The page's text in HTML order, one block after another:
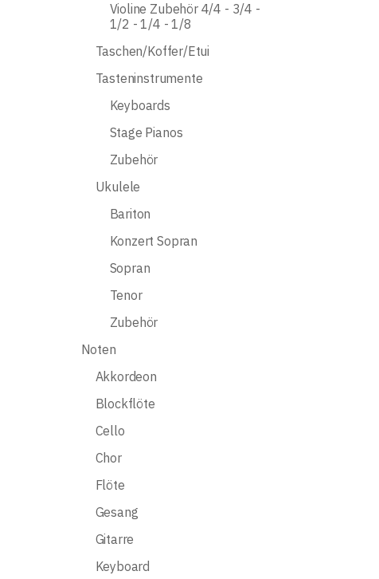
Violine Zubehör 4/4 - 3/4 -
1/2 - 1/4 - 1/8
Taschen/Koffer/Etui
Tasteninstrumente
Keyboards
Stage Pianos
Zubehör
Ukulele
Bariton
Konzert Sopran
Sopran
Tenor
Zubehör
Noten
Akkordeon
Blockflöte
Cello
Chor
Flöte
Gesang
Gitarre
Keyboard